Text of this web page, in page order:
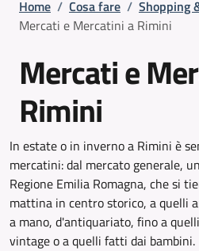
Home / Cosa fare / Shopping
Mercati e Mercatini a Rimini
Mercati e
Rimini
In estate o in inverno a Rimini è
mercatini: dal mercato generale,
Regione Emilia Romagna, che si
mattina in centro storico, a quelli
a mano, d'antiquariato, fino a
vintage o a quelli fatti dai bambini.